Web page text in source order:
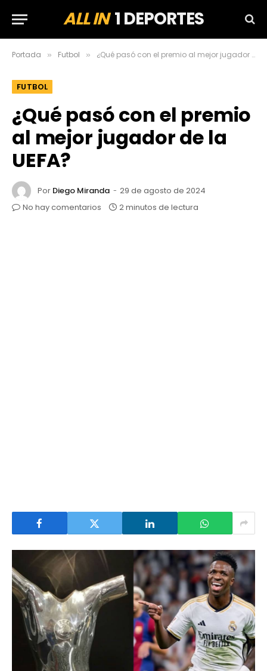
ALL IN1 DEPORTES
Portada » Futbol » ¿Qué pasó con el premio al mejor jugador de la UEFA?
FUTBOL
¿Qué pasó con el premio
al mejor jugador de la
UEFA?
Por Diego Miranda
29 de agosto de 2024
No hay comentarios
2 minutos de lectura